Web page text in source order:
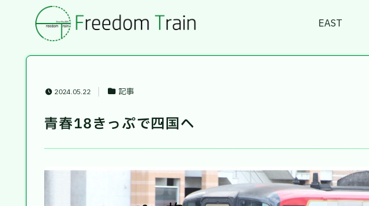
EAST
2024.05.22 記事
青春18きっぷで四国へ